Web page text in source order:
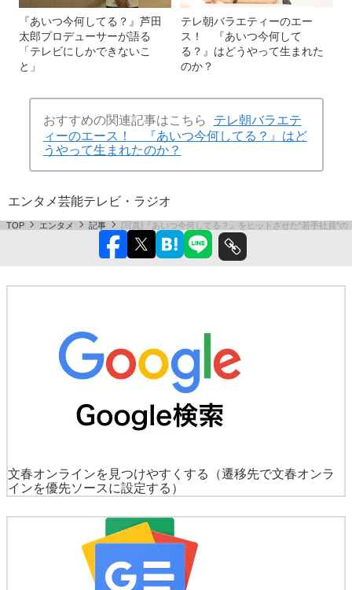
『あいつ今何してる？』芦田
太郎プロデューサーが語る
「テレビにしかできないこ
と」
テレ朝バラエティーのエー
ス！ 『あいつ今何して
る？』はどうやって生まれた
のか？
おすすめの関連記事はこちら
テレ朝バラエテ
ィーのエース！ 『あいつ今何してる？』はど
うやって生まれたのか？
エンタメ芸能テレビ・ラジオ
TOP エンタメ 記事 [写真]『あいつ今何してる？』をヒットさせた“若手社員”
文春オンラインを見つけやすくする
（遷移先で文春オンラ
インを優先ソースに設定する）